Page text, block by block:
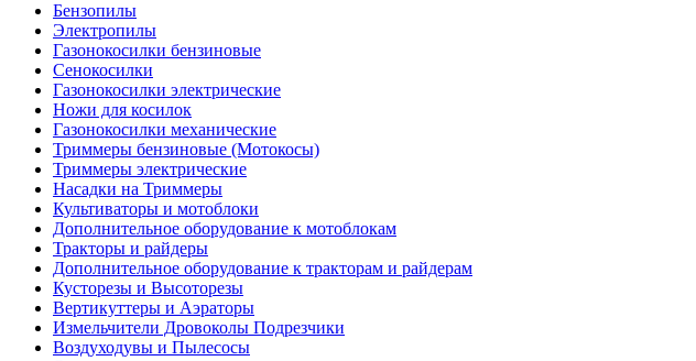
Бензопилы
Электропилы
Газонокосилки бензиновые
Сенокосилки
Газонокосилки электрические
Ножи для косилок
Газонокосилки механические
Триммеры бензиновые (Мотокосы)
Триммеры электрические
Насадки на Триммеры
Культиваторы и мотоблоки
Дополнительное оборудование к мотоблокам
Тракторы и райдеры
Дополнительное оборудование к тракторам и райдерам
Кусторезы и Высоторезы
Вертикуттеры и Аэраторы
Измельчители Дровоколы Подрезчики
Воздуходувы и Пылесосы